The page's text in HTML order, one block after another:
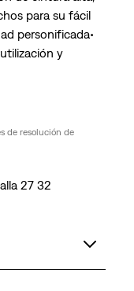
para su fácil
personificada•
y
de resolución de
27 32